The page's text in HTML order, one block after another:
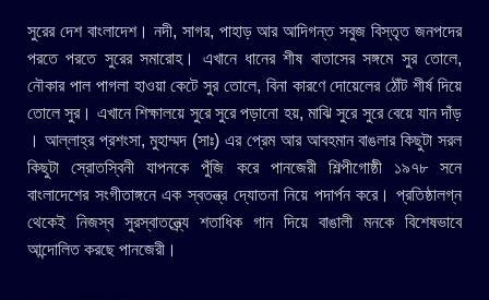
সুরের দেশ বাংলাদেশ। নদী, সাগর, পাহাড় আর আদিগন্ত সবুজ বিস্তৃত জনপদের
পরতে পরতে সুরের সমারোহ। এখানে ধানের শীষ বাতাসের সঙ্গমে সুর তোলে,
নৌকার পাল পাগলা হাওয়া কেটে সুর তোলে, বিনা কারণে দোয়েলের ঠোঁট শীর্ষ দিয়ে
তোলে সুর। এখানে শিক্ষালয়ে সুরে সুরে পড়ানো হয়, মাঝি সুরে সুরে বেয়ে যান দাঁড়
। আল্লাহ্র প্রশংসা, মুহাম্মদ (সাঃ) এর প্রেম আর আবহমান বাঙলার কিছুটা সরল
কিছুটা স্রোতস্বিনী যাপনকে পুঁজি করে পানজেরী শিল্পীগোষ্ঠী ১৯৭৮ সনে
বাংলাদেশের সংগীতাঙ্গনে এক স্বতন্ত্র দ্যোতনা নিয়ে পদার্পন করে। প্রতিষ্ঠালগ্ন
থেকেই নিজস্ব সুরস্বাতন্ত্র্যে শতাধিক গান দিয়ে বাঙালী মনকে বিশেষভাবে
আন্দোলিত করছে পানজেরী।